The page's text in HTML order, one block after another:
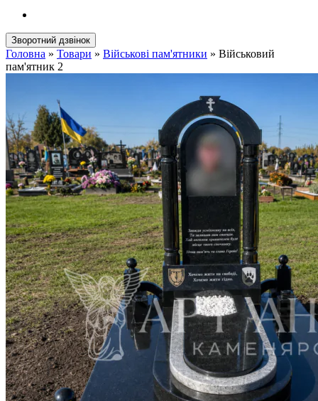
Зворотний дзвінок
Головна » Товари » Військові пам'ятники » Військовий
пам'ятник 2